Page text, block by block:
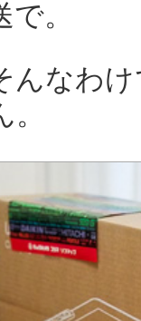
で。
なわけ